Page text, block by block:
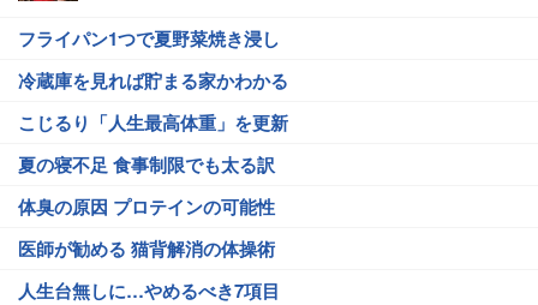
フライパン1つで夏野菜焼き浸し
冷蔵庫を見れば貯まる家かわかる
こじるり「人生最高体重」を更新
夏の寝不足 食事制限でも太る訳
体臭の原因 プロテインの可能性
医師が勧める 猫背解消の体操術
人生台無しに…やめるべき7項目